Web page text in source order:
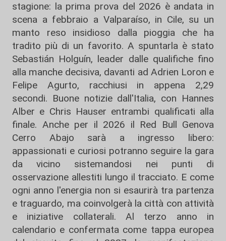
stagione: la prima prova del 2026 è andata in
scena a febbraio a Valparaíso, in Cile, su un
manto reso insidioso dalla pioggia che ha
tradito più di un favorito. A spuntarla è stato
Sebastián Holguín, leader dalle qualifiche fino
alla manche decisiva, davanti ad Adrien Loron e
Felipe Agurto, racchiusi in appena 2,29
secondi. Buone notizie dall'Italia, con Hannes
Alber e Chris Hauser entrambi qualificati alla
finale. Anche per il 2026 il Red Bull Genova
Cerro Abajo sarà a ingresso libero:
appassionati e curiosi potranno seguire la gara
da vicino sistemandosi nei punti di
osservazione allestiti lungo il tracciato. E come
ogni anno l'energia non si esaurirà tra partenza
e traguardo, ma coinvolgerà la città con attività
e iniziative collaterali. Al terzo anno in
calendario e confermata come tappa europea